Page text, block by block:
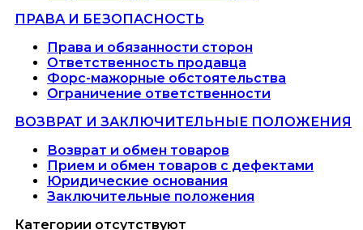
ПРАВА И БЕЗОПАСНОСТЬ
Права и обязанности сторон
Ответственность продавца
Форс-мажорные обстоятельства
Ограничение ответственности
ВОЗВРАТ И ЗАКЛЮЧИТЕЛЬНЫЕ ПОЛОЖЕНИЯ
Возврат и обмен товаров
Прием и обмен товаров с дефектами
Юридические основания
Заключительные положения
Категории отсутствуют